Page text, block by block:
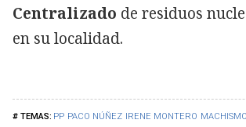
PP PACO NÚÑEZ IRENE MONTERO MACHISMO
Centralizado de residuos
en su localidad.